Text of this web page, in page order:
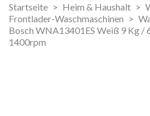
Startseite Heim & Haushalt
Frontlader-Waschmaschinen
Bosch WNA13401ES Weiß 9 Kg /
1400rpm